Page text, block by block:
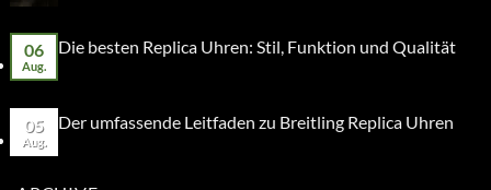
06
Aug.
Die besten Replica Uhren: Stil, Funktion und Qualität
05
Aug.
Der umfassende Leitfaden zu Breitling Replica Uhren